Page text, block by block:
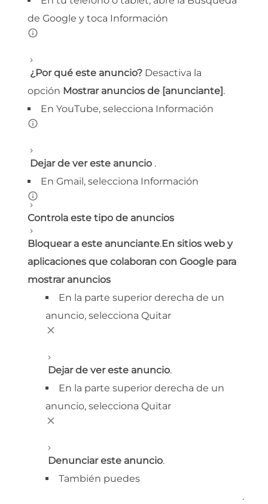
de Google y toca Información
¿Por qué este anuncio? Desactiva la
opción Mostrar anuncios de [anunciante] .
En YouTube, selecciona Información
Dejar de ver este anuncio .
En Gmail, selecciona Información
Controla este tipo de anuncios
Bloquear a este anunciante.En sitios web y
aplicaciones que colaboran con Google para
mostrar anuncios
En la parte superior derecha de un
anuncio, selecciona Quitar
Dejar de ver este anuncio.
En la parte superior derecha de un
anuncio, selecciona Quitar
Denunciar este anuncio.
También puedes
.